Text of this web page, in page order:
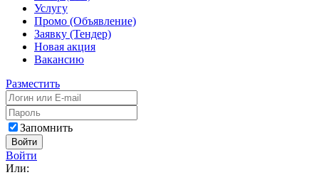
Услугу
Промо (Объявление)
Заявку (Тендер)
Новая акция
Вакансию
Разместить
Запомнить
Войти
Войти
Или: